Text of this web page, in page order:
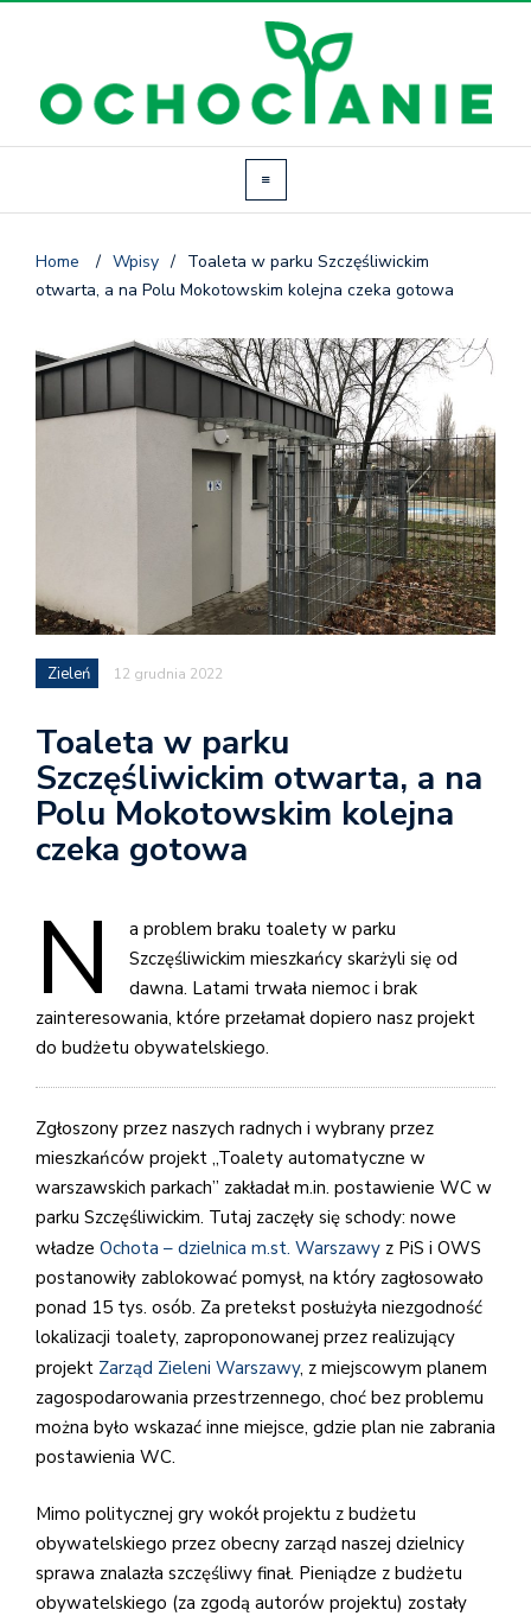
Home / Wpisy / Toaleta w parku Szczęśliwickim
otwarta, a na Polu Mokotowskim kolejna czeka gotowa
Zieleń 12 grudnia 2022
Toaleta w parku
Szczęśliwickim otwarta, a na
Polu Mokotowskim kolejna
czeka gotowa
N
a problem braku toalety w parku
Szczęśliwickim mieszkańcy skarżyli się od
dawna. Latami trwała niemoc i brak
zainteresowania, które przełamał dopiero nasz projekt
do budżetu obywatelskiego.
Zgłoszony przez naszych radnych i wybrany przez
mieszkańców projekt „Toalety automatyczne w
warszawskich parkach” zakładał m.in. postawienie WC w
parku Szczęśliwickim. Tutaj zaczęły się schody: nowe
władze Ochota – dzielnica m.st. Warszawy z PiS i OWS
postanowiły zablokować pomysł, na który zagłosowało
ponad 15 tys. osób. Za pretekst posłużyła niezgodność
lokalizacji toalety, zaproponowanej przez realizujący
projekt Zarząd Zieleni Warszawy, z miejscowym planem
zagospodarowania przestrzennego, choć bez problemu
można było wskazać inne miejsce, gdzie plan nie zabrania
postawienia WC.
Mimo politycznej gry wokół projektu z budżetu
obywatelskiego przez obecny zarząd naszej dzielnicy
sprawa znalazła szczęśliwy finał. Pieniądze z budżetu
obywatelskiego (za zgodą autorów projektu) zostały